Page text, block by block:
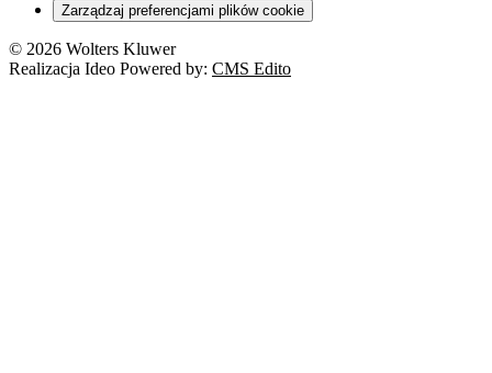
Zarządzaj preferencjami plików cookie
© 2026 Wolters Kluwer
Realizacja Ideo Powered by: CMS Edito